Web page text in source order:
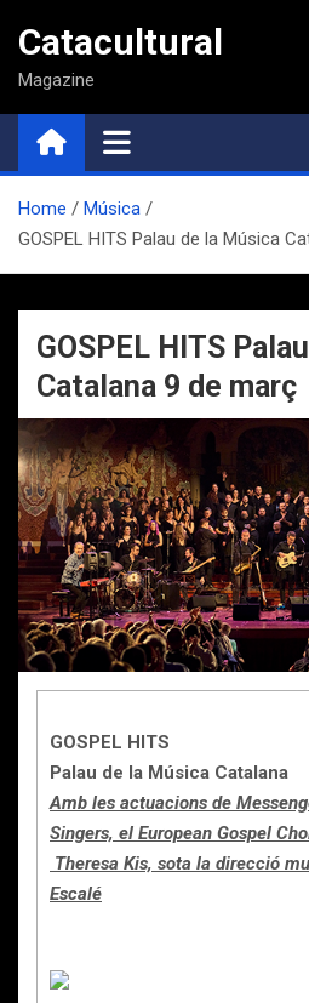
contenido
Catacultural
Magazine
Home
Música
GOSPEL HITS Palau de la Música
GOSPEL HITS
Catalana 9 de març
GOSPEL HITS
Palau de la Música Catalana
Amb les actuacions de
Singers, el European Gospel
Theresa Kis, sota la direcció
Escalé